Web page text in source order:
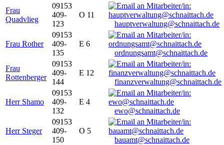
Frau
Quadvlieg
09153
409-
123
O 11
hauptverwaltung@schnaittach.de
Frau Rother
09153
409-
135
E 6
ordnungsamt@schnaittach.de
Frau
Rottenberger
09153
409-
144
E 12
finanzverwaltung@schnaittach.de
Herr Shamo
09153
409-
132
E 4
ewo@schnaittach.de
Herr Steger
09153
409-
150
O 5
bauamt@schnaittach.de